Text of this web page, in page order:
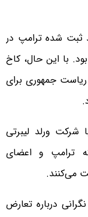
ثبت شده ترامپ در
۶۰۰ میلیون دلار بود. با این حال، کاخ
ریاست جمهوری برای
شرکت ورلد لیبرتی
ترامپ و اعضای
درباره تعارض